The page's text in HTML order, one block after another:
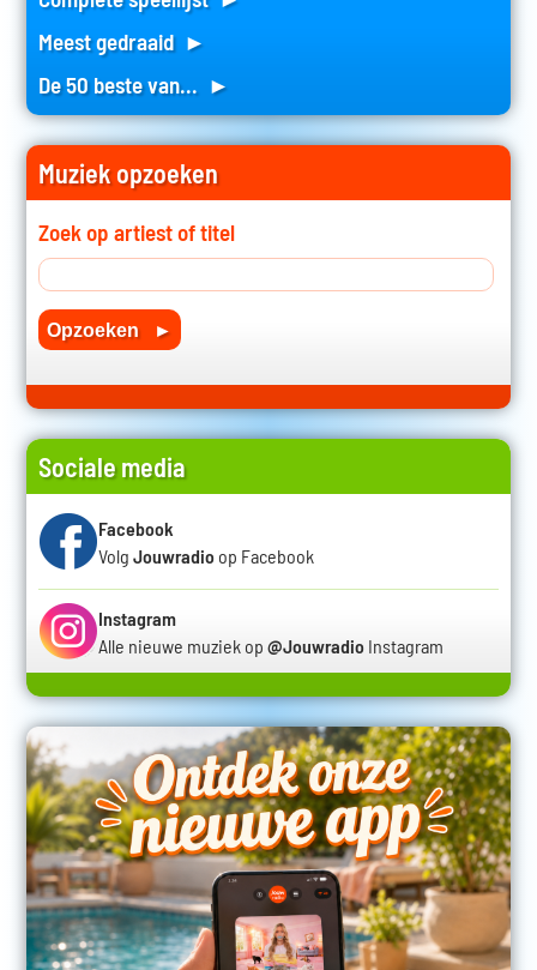
Meest gedraaid ►
De 50 beste van... ►
Muziek opzoeken
Zoek op artiest of titel
Sociale media
Facebook
Volg Jouwradioop Facebook
Instagram
Alle nieuwe muziek op @JouwradioInstagram